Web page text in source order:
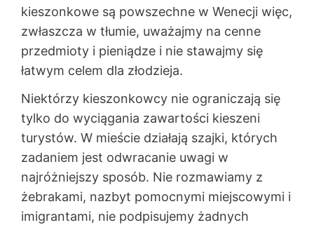
kieszonkowe są powszechne w Wenecji więc,
zwłaszcza w tłumie, uważajmy na cenne
przedmioty i pieniądze i nie stawajmy się
łatwym celem dla złodzieja.
Niektórzy kieszonkowcy nie ograniczają się
tylko do wyciągania zawartości kieszeni
turystów. W mieście działają szajki, których
zadaniem jest odwracanie uwagi w
najróżniejszy sposób. Nie rozmawiamy z
żebrakami, nazbyt pomocnymi miejscowymi i
imigrantami, nie podpisujemy żadnych